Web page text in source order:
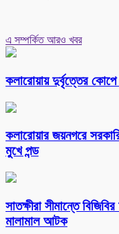
এ সম্পর্কিত আরও খবর
কলারোয়ায় দুর্বৃত্তের
কলারোয়ার জয়নগরে
মুখে পন্ড
সাতক্ষীরা সীমান্তে
মালামাল আটক